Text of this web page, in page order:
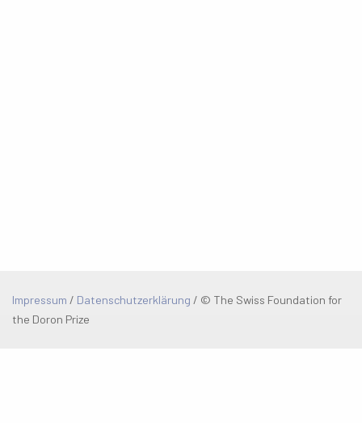
Impressum / Datenschutzerklärung / © The Swiss Foundation for
the Doron Prize